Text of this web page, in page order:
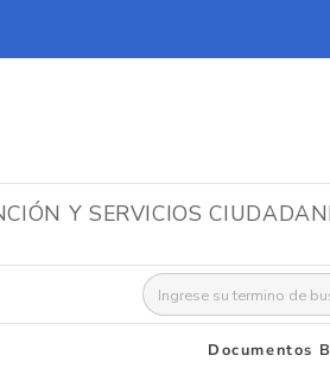
Y SERVICIOS
Buscar:
Documentos